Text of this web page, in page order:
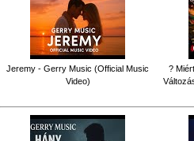
Jeremy - Gerry Music (Official Music
Video)
?